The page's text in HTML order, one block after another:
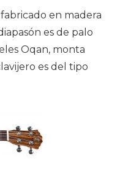
en madera
es de palo
Oqan, monta
es del tipo